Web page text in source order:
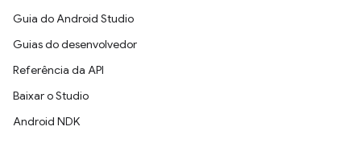
Guia do Android Studio
Guias do desenvolvedor
Referência da API
Baixar o Studio
Android NDK